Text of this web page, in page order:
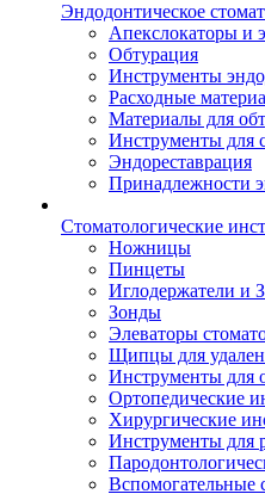
Эндодонтическое
Апекслокаторы и
Обтурация
Инструменты
Расходные
Материалы для
Инструменты для
Эндореставрация
Принадлежности
Стоматологические
Ножницы
Пинцеты
Иглодержатели и
Зонды
Элеваторы
Щипцы для
Инструменты для
Ортопедические
Хирургические
Инструменты для
Вспомогательные